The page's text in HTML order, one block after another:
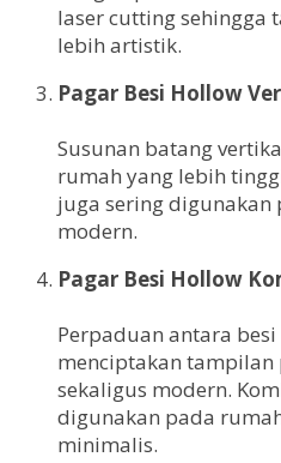
laser cutting
lebih artistik.
Pagar Besi Hollow
Susunan batang
rumah yang lebih
juga sering digunakan
modern.
Pagar Besi Hollow
Perpaduan antara
menciptakan tampilan
sekaligus modern.
digunakan pada
minimalis.